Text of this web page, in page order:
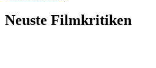
Neuste Filmkritiken